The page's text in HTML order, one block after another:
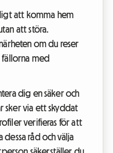
att komma hem
att störa.
om du reser
med
dig en säker och
sker via ett skyddat
verifieras för att
råd och välja